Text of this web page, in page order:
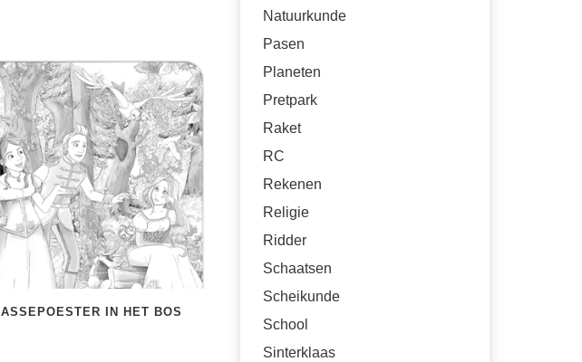
ASSEPOESTER IN HET BOS
Natuurkunde
Pasen
Planeten
Pretpark
Raket
RC
Rekenen
Religie
Ridder
Schaatsen
Scheikunde
School
Sinterklaas